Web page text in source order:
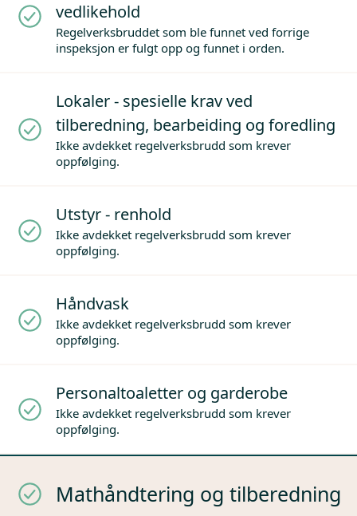
vedlikehold
Regelverksbruddet som ble funnet ved forrige
inspeksjon er fulgt opp og funnet i orden.
Lokaler - spesielle krav ved
tilberedning, bearbeiding og foredling
Ikke avdekket regelverksbrudd som krever
oppfølging.
Utstyr - renhold
Ikke avdekket regelverksbrudd som krever
oppfølging.
Håndvask
Ikke avdekket regelverksbrudd som krever
oppfølging.
Personaltoaletter og garderobe
Ikke avdekket regelverksbrudd som krever
oppfølging.
Mathåndtering og tilberedning